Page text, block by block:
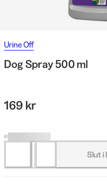
Urine Off
Dog Spray 500 ml
169 kr
Slut i